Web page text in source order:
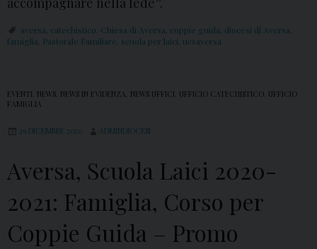
aversa catechistico Chiesa di Aversa coppie guida diocesi di Aversa
famiglia Pastorale Familiare scuola per laici ucsaversa
EVENTI NEWS NEWS IN EVIDENZA NEWS UFFICI UFFICIO CATECHISTICO UFFICIO
FAMIGLIA
29 DICEMBRE 2020 ADMINDIOCESI
Aversa, Scuola Laici 2020-
2021: Famiglia, Corso per
Coppie Guida – Promo